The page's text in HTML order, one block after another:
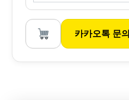
카카오톡 문의